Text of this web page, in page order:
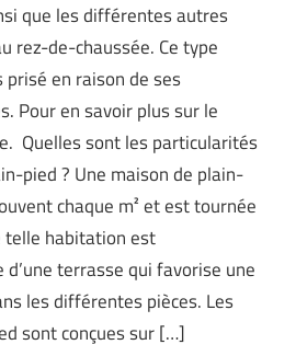
que les différentes autres
rez-de-chaussée. Ce type
en raison de ses
Pour en savoir plus sur le
Quelles sont les particularités
pied ? Une maison de plain-
chaque m² et est tournée
telle habitation est
terrasse qui favorise une
les différentes pièces. Les
sont conçues sur […]